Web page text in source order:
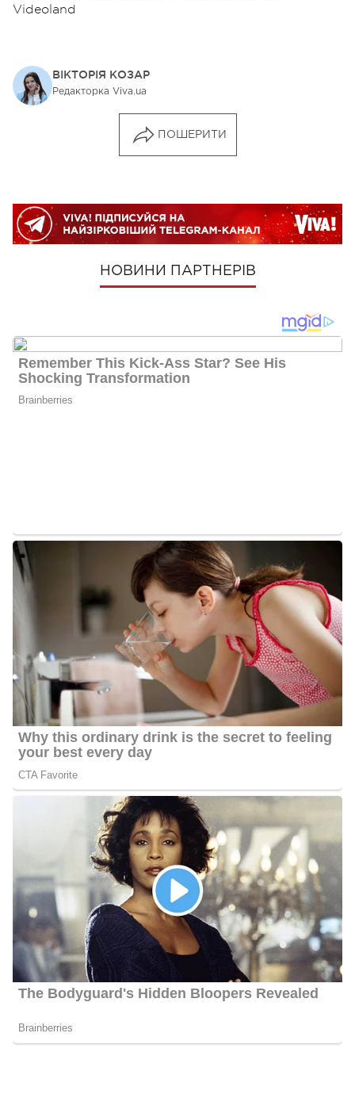
Videoland
ВІКТОРІЯ КОЗАР
Редакторка Viva.ua
ПОШЕРИТИ
НОВИНИ ПАРТНЕРІВ